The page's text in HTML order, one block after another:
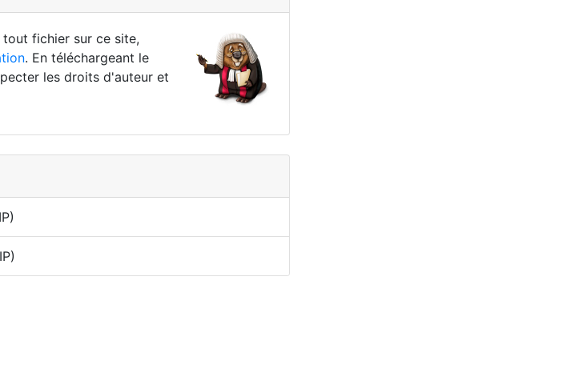
fichier sur ce site,
. En téléchargeant le
les droits d'auteur et